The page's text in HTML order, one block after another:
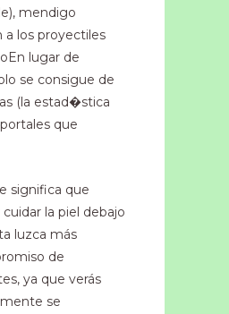
mendigo
a los proyectiles
lugar de
se consigue de
(la estad�stica
que
significa que
la piel debajo
luzca más
de
ya que verás
se